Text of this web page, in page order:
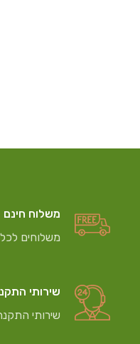
משלוח חינם
משלוחים
שירותי
שירותי